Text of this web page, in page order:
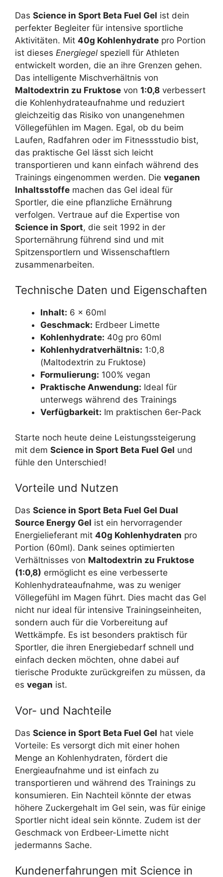
Das Science in Sport Beta Fuel Gel ist dein
perfekter Begleiter für intensive sportliche
Aktivitäten. Mit 40g Kohlenhydrate pro Portion
ist dieses Energiegel speziell für Athleten
entwickelt worden, die an ihre Grenzen gehen.
Das intelligente Mischverhältnis von
Maltodextrin zu Fruktose von 1:0,8 verbessert
die Kohlenhydrateaufnahme und reduziert
gleichzeitig das Risiko von unangenehmen
Völlegefühlen im Magen. Egal, ob du beim
Laufen, Radfahren oder im Fitnessstudio bist,
das praktische Gel lässt sich leicht
transportieren und kann einfach während des
Trainings eingenommen werden. Die veganen
Inhaltsstoffe machen das Gel ideal für
Sportler, die eine pflanzliche Ernährung
verfolgen. Vertraue auf die Expertise von
Science in Sport, die seit 1992 in der
Sporternährung führend sind und mit
Spitzensportlern und Wissenschaftlern
zusammenarbeiten.
Technische Daten und Eigenschaften
Inhalt: 6 x 60ml
Geschmack: Erdbeer Limette
Kohlenhydrate: 40g pro 60ml
Kohlenhydratverhältnis: 1:0,8
(Maltodextrin zu Fruktose)
Formulierung: 100% vegan
Praktische Anwendung: Ideal für
unterwegs während des Trainings
Verfügbarkeit: Im praktischen 6er-Pack
Starte noch heute deine Leistungssteigerung
mit dem Science in Sport Beta Fuel Gel und
fühle den Unterschied!
Vorteile und Nutzen
Das Science in Sport Beta Fuel Gel Dual
Source Energy Gel ist ein hervorragender
Energielieferant mit 40g Kohlenhydraten pro
Portion (60ml). Dank seines optimierten
Verhältnisses von Maltodextrin zu Fruktose
(1:0,8) ermöglicht es eine verbesserte
Kohlenhydrateaufnahme, was zu weniger
Völlegefühl im Magen führt. Dies macht das Gel
nicht nur ideal für intensive Trainingseinheiten,
sondern auch für die Vorbereitung auf
Wettkämpfe. Es ist besonders praktisch für
Sportler, die ihren Energiebedarf schnell und
einfach decken möchten, ohne dabei auf
tierische Produkte zurückgreifen zu müssen, da
es vegan ist.
Vor- und Nachteile
Das Science in Sport Beta Fuel Gel hat viele
Vorteile: Es versorgt dich mit einer hohen
Menge an Kohlenhydraten, fördert die
Energieaufnahme und ist einfach zu
transportieren und während des Trainings zu
konsumieren. Ein Nachteil könnte der etwas
höhere Zuckergehalt im Gel sein, was für einige
Sportler nicht ideal sein könnte. Zudem ist der
Geschmack von Erdbeer-Limette nicht
jedermanns Sache.
Kundenerfahrungen mit Science in